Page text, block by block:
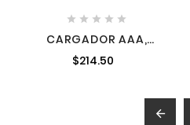
    
CARGADOR AAA,
AA,9V 4 PILAS AA
$214.50
